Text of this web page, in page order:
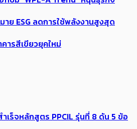
าย ESG ลดการใช้พลังงานสูงสุด
ารสีเขียวยุคใหม่
เร็จหลักสูตร PPCIL รุ่นที่ 8 ดัน 5 ข้อ